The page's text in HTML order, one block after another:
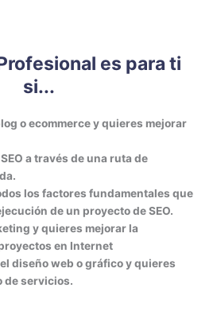
es para ti
si...
o ecommerce y quieres mejorar
a través de una ruta de
los factores fundamentales que
de un proyecto de SEO.
y quieres mejorar la
en Internet
diseño web o gráfico y quieres
de servicios.